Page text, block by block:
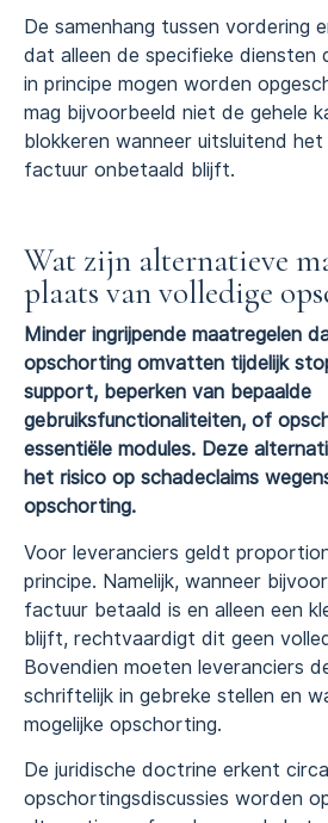
De samenhang tussen vordering
dat alleen de specifieke diensten
in principe mogen worden
mag bijvoorbeeld niet de gehele
blokkeren wanneer uitsluitend
factuur onbetaald blijft.
Wat zijn alternatieve
plaats van volledige
Minder ingrijpende maatregelen
opschorting omvatten tijdelijk
support, beperken van bepaalde
gebruiksfunctionaliteiten, of
essentiële modules. Deze
het risico op schadeclaims
opschorting.
Voor leveranciers geldt
principe. Namelijk, wanneer
factuur betaald is en alleen een
blijft, rechtvaardigt dit geen
Bovendien moeten leveranciers
schriftelijk in gebreke stellen en
mogelijke opschorting.
De juridische doctrine erkent
opschortingsdiscussies worden